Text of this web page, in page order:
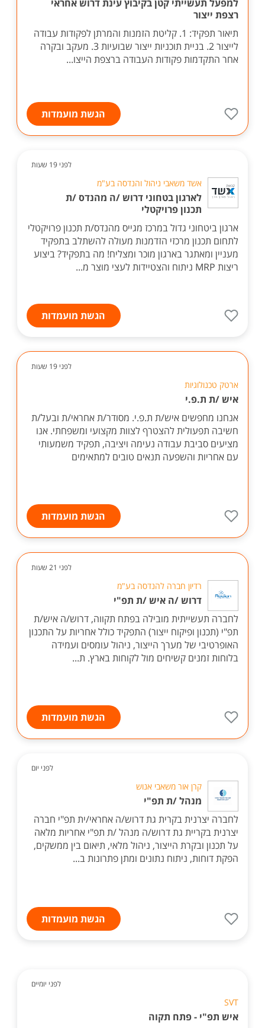
למפעל תעשייתי קטן בקיבוץ עינת דרוש אחראי
רצפת ייצור
תיאור תפקיד: 1. קליטת הזמנות והמרתן לפקודות עבודה
לייצור 2. בניית תוכניות ייצור שבועיות 3. מעקב ובקרה
אחר התקדמות פקודות העבודה ברצפת הייצו...
הגשת מועמדות
לפני 19 שעות
אשד משאבי ניהול והנדסה בע"מ
לארגון בטחוני דרוש /ה מהנדס /ת
תכנון פרויקטלי
ארגון ביטחוני גדול במרכז מגייס מהנדס/ת תכנון פרויקטלי
לתחום תכנון מרכזי הזדמנות מעולה להשתלב בתפקיד
מעניין ומאתגר בארגון מוכר ומצליח! מה בתפקיד? ביצוע
ריצות MRP ניתוח והצטיידות לעצי מוצר מ...
הגשת מועמדות
לפני 19 שעות
ארטק טכנולוגיות
איש /ת ת.פ.י
אנחנו מחפשים איש/ת ת.פ.י. מסודר/ת אחראי/ת ובעל/ת
חשיבה תפעולית להצטרף לצוות מקצועי ומשפחתי. אנו
מציעים סביבת עבודה נעימה ויציבה, תפקיד משמעותי
עם אחריות והשפעה תנאים טובים למתאימים
הגשת מועמדות
לפני 21 שעות
רדיון חברה להנדסה בע"מ
דרוש /ה איש /ת תפ"י
לחברה תעשייתית מובילה בפתח תקווה, דרוש/ה איש/ת
תפ"י (תכנון ופיקוח ייצור) התפקיד כולל אחריות על התכנון
האופרטיבי של מערך הייצור, ניהול עומסים ועמידה
בלוחות זמנים קשיחים מול לקוחות בארץ. ת...
הגשת מועמדות
לפני יום
קרן אור משאבי אנוש
מנהל /ת תפ"י
לחברה יצרנית בקרית גת דרוש/ה אחראי/ית תפ"י חברה
יצרנית בקריית גת דרוש/ה מנהל /ת תפ"י אחריות מלאה
על תכנון ובקרת הייצור, ניהול מלאי, תיאום בין ממשקים,
הפקת דוחות, ניתוח נתונים ומתן פתרונות ב...
הגשת מועמדות
לפני יומיים
SVT
איש תפ"י - פתח תקוה